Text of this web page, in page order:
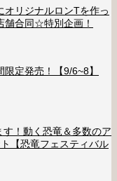
オリジナルロンTを作っ
舗合同☆特別企画！
定発売！【9/6~8】
！動く恐竜＆多数のア
【恐竜フェスティバル